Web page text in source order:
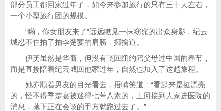
部分员工都回家过年了，如今来参加旅行的只有三十人左右，
一个小型旅行团的规模。
“哟，你女朋友来了”远远瞧见一抹窈窕的出众身影，纪云
城忍不住拍了拍季楚宴的肩膀，揶揄道。
伊芙虽然是华裔，但没有飞回纽约陪父母过中国的春节，
而是直接陪着纪云城回他家过年，自然也加入了这趟旅程。
她亦顺着男友的目光看去，捂嘴笑道：“看起来是挺漂亮
的，怪不得季楚宴被迷得七荤八素的，上回接到人家进医院的
消息，抛下正在会谈的甲方就跑过去了。”